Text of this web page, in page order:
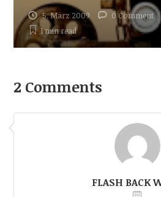
5. März 2009 0 Comment
1 minread
2 Comments
FLASH BACK